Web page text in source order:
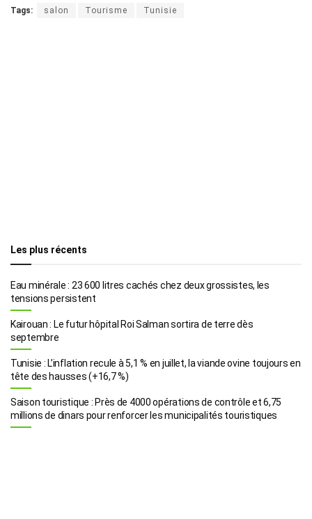
Tags: salon Tourisme Tunisie
Les plus récents
Eau minérale : 23 600 litres cachés chez deux grossistes, les
tensions persistent
Kairouan : Le futur hôpital Roi Salman sortira de terre dès
septembre
Tunisie : L’inflation recule à 5,1 % en juillet, la viande ovine toujours en
tête des hausses (+16,7 %)
Saison touristique : Près de 4000 opérations de contrôle et 6,75
millions de dinars pour renforcer les municipalités touristiques